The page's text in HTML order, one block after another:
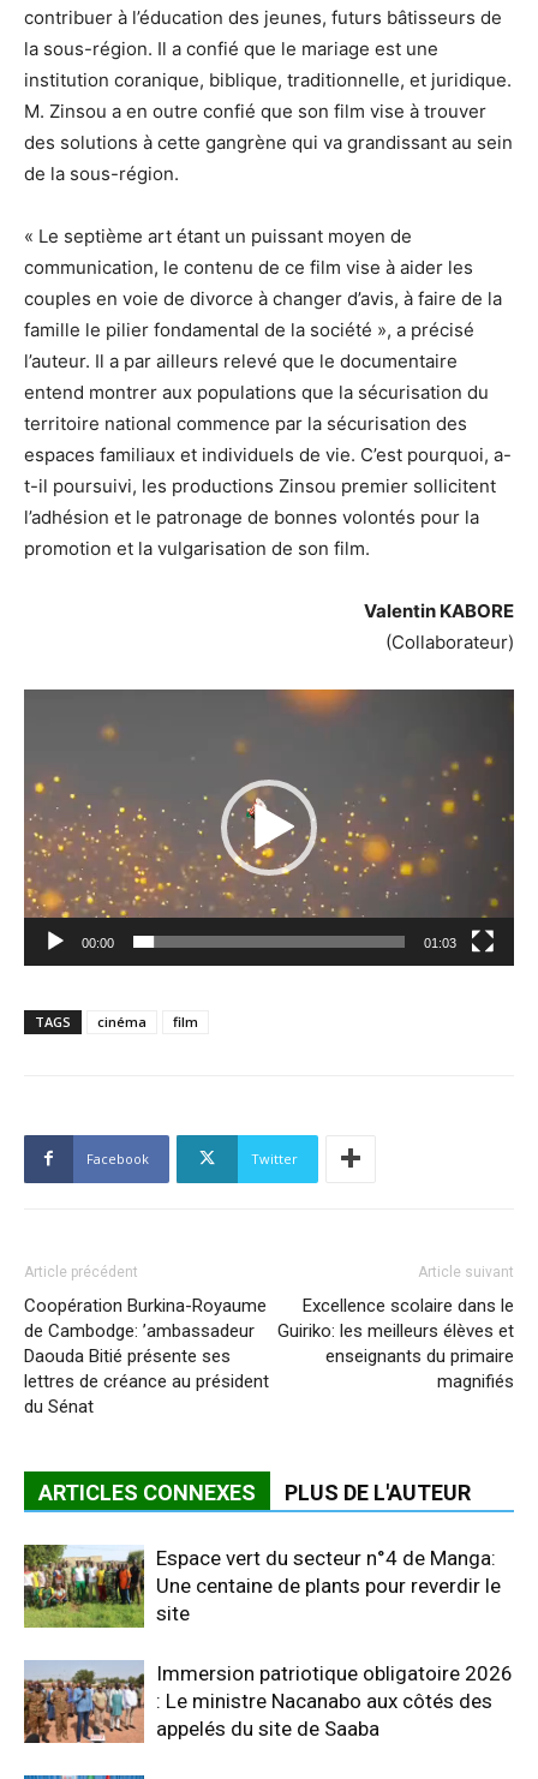
contribuer à l’éducation des jeunes, futurs bâtisseurs de
la sous-région. Il a confié que le mariage est une
institution coranique, biblique, traditionnelle, et juridique.
M. Zinsou a en outre confié que son film vise à trouver
des solutions à cette gangrène qui va grandissant au sein
de la sous-région.
« Le septième art étant un puissant moyen de
communication, le contenu de ce film vise à aider les
couples en voie de divorce à changer d’avis, à faire de la
famille le pilier fondamental de la société », a précisé
l’auteur. Il a par ailleurs relevé que le documentaire
entend montrer aux populations que la sécurisation du
territoire national commence par la sécurisation des
espaces familiaux et individuels de vie. C’est pourquoi, a-
t-il poursuivi, les productions Zinsou premier sollicitent
l’adhésion et le patronage de bonnes volontés pour la
promotion et la vulgarisation de son film.
Valentin KABORE
(Collaborateur)
Lecteur
00:00 01:03
TAGS cinéma film
Facebook Twitter
Article précédent
Coopération Burkina-Royaume
de Cambodge: ’ambassadeur
Daouda Bitié présente ses
lettres de créance au président
du Sénat
Article suivant
Excellence scolaire dans le
Guiriko: les meilleurs élèves et
enseignants du primaire
magnifiés
ARTICLES CONNEXES PLUS DE L'AUTEUR
Espace vert du secteur n°4 de Manga:
Une centaine de plants pour reverdir le
site
Immersion patriotique obligatoire 2026
: Le ministre Nacanabo aux côtés des
appelés du site de Saaba